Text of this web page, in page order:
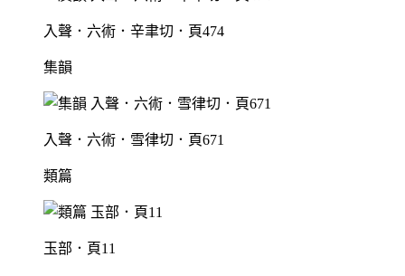
入聲．六術．辛聿切．頁474
集韻
入聲．六術．雪律切．頁671
類篇
玉部．頁11